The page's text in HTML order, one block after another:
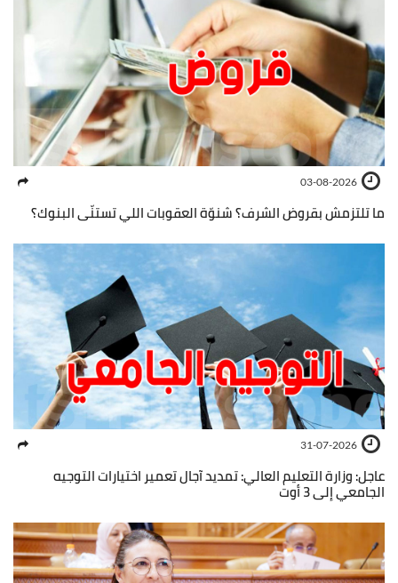
03-08-2026
ما تلتزمش بقروض الشرف؟ شنوّة العقوبات اللي تستنّى البنوك؟
31-07-2026
عاجل: وزارة التعليم العالي: تمديد آجال تعمير اختيارات التوجيه
الجامعي إلى 3 أوت